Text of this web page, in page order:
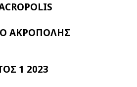
ΑΚΡΟΠΟΛΗΣ
1 2023